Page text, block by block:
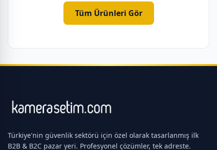
Tüm Ürünleri Gör
Türkiye'nin güvenlik sektörü için özel olarak tasarlanmış ilk
B2B & B2C pazar yeri. Profesyonel çözümler, tek adreste.